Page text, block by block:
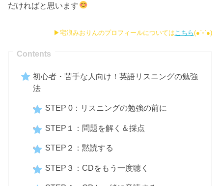
だければと思います
▶︎宅浪みおりんのプロフィールについてはこちら(●ˊᵕˋ●)
初心者・苦手な人向け！英語リスニングの勉強
法
STEP 0：リスニングの勉強の前に
STEP１：問題を解く＆採点
STEP２：黙読する
STEP３：CDをもう一度聴く